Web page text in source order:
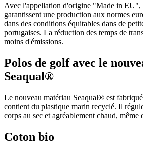
Avec l'appellation d'origine "Made in EU",
garantissent une production aux normes
dans des conditions équitables dans de
portugaises. La réduction des temps de
moins d'émissions.
Polos de golf avec le
Seaqual®
Le nouveau matériau Seaqual® est
contient du plastique marin recyclé. Il
corps au sec et agréablement chaud, même
Coton bio